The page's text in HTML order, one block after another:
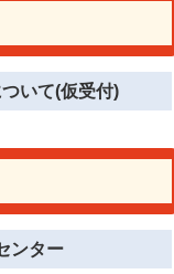
いて(仮受付)
ンター